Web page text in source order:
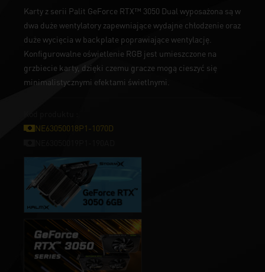
Karty z serii Palit GeForce RTX™ 3050 Dual wyposażona są w
dwa duże wentylatory zapewniające wydajne chłodzenie oraz
duże wycięcia w backplate poprawiające wentylację.
Konfigurowalne oświetlenie RGB jest umieszczone na
grzbiecie karty, dzięki czemu gracze mogą cieszyć się
minimalistycznymi efektami świetlnymi.
NE63050018P1-1070D